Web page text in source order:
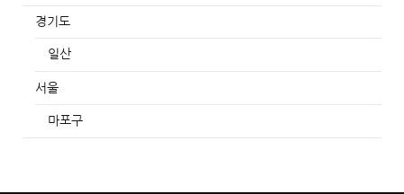
경기도
일산
서울
마포구